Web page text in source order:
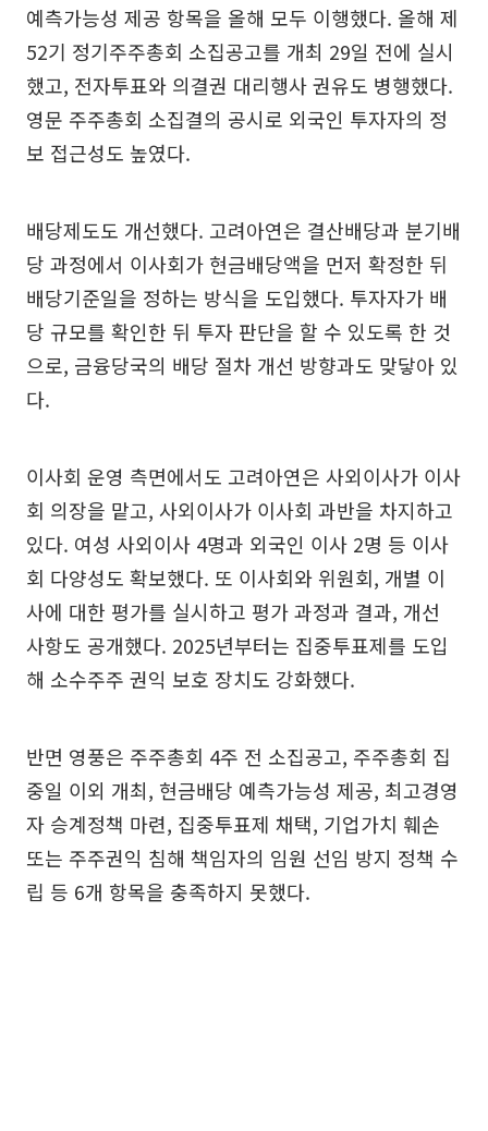
예측가능성 제공 항목을 올해 모두 이행했다. 올해 제
52기 정기주주총회 소집공고를 개최 29일 전에 실시
했고, 전자투표와 의결권 대리행사 권유도 병행했다.
영문 주주총회 소집결의 공시로 외국인 투자자의 정
보 접근성도 높였다.
배당제도도 개선했다. 고려아연은 결산배당과 분기배
당 과정에서 이사회가 현금배당액을 먼저 확정한 뒤
배당기준일을 정하는 방식을 도입했다. 투자자가 배
당 규모를 확인한 뒤 투자 판단을 할 수 있도록 한 것
으로, 금융당국의 배당 절차 개선 방향과도 맞닿아 있
다.
이사회 운영 측면에서도 고려아연은 사외이사가 이사
회 의장을 맡고, 사외이사가 이사회 과반을 차지하고
있다. 여성 사외이사 4명과 외국인 이사 2명 등 이사
회 다양성도 확보했다. 또 이사회와 위원회, 개별 이
사에 대한 평가를 실시하고 평가 과정과 결과, 개선
사항도 공개했다. 2025년부터는 집중투표제를 도입
해 소수주주 권익 보호 장치도 강화했다.
반면 영풍은 주주총회 4주 전 소집공고, 주주총회 집
중일 이외 개최, 현금배당 예측가능성 제공, 최고경영
자 승계정책 마련, 집중투표제 채택, 기업가치 훼손
또는 주주권익 침해 책임자의 임원 선임 방지 정책 수
립 등 6개 항목을 충족하지 못했다.